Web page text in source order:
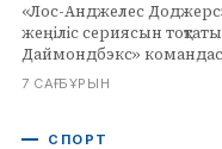
«Лос-Анджелес
жеңіліс сериясын
Даймондбэкс»
иннингте 2:1 есебімен
7 САҒ БҰРЫН
СПОРТ